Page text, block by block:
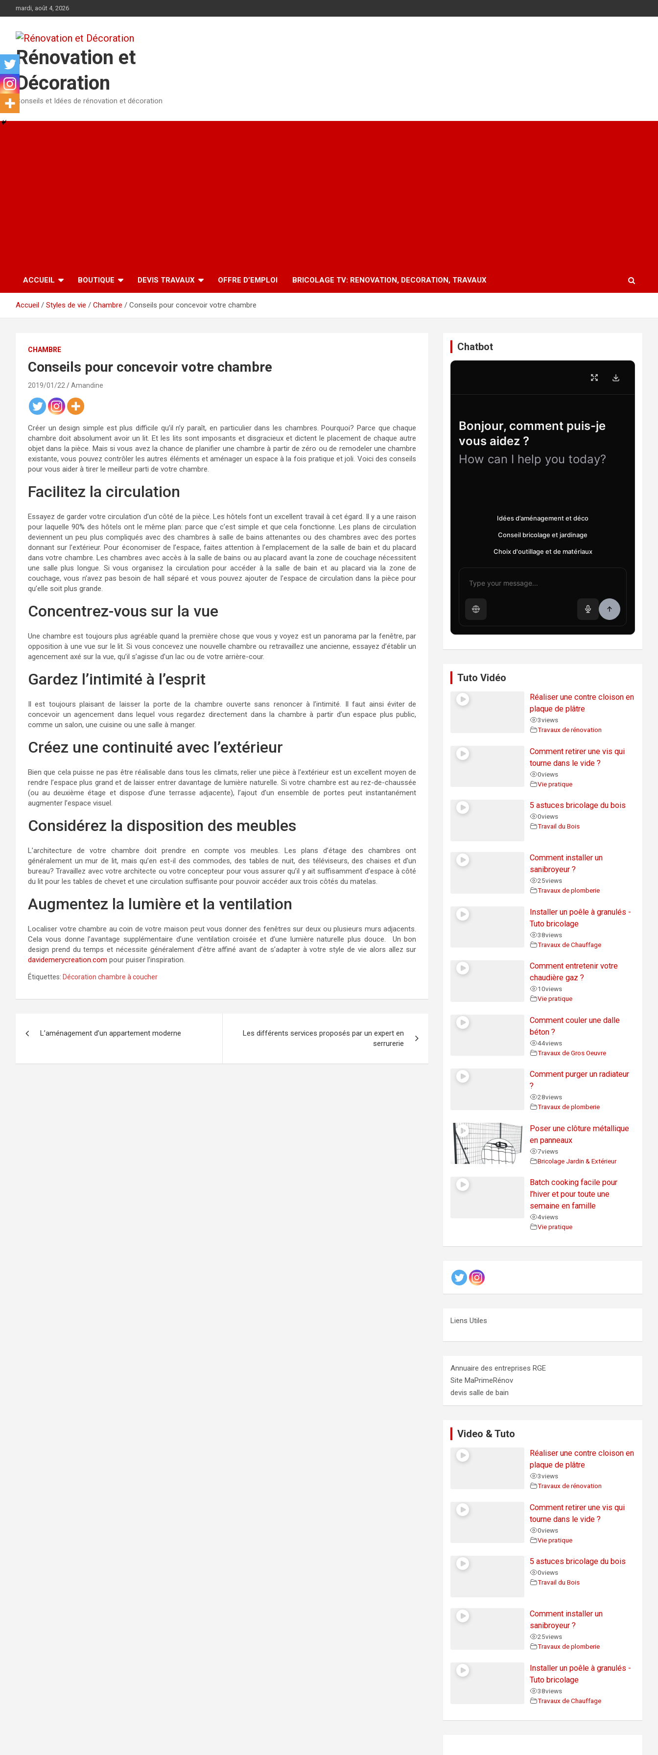
au
mardi, août 4, 2026
Rénovation et
Décoration
Conseils et Idées de rénovation et décoration
ACCUEIL BOUTIQUE DEVIS TRAVAUX OFFRE D’EMPLOI BRICOLAGE TV: RENOVATION, DECORATION, TRAVAUX
Accueil Styles de vie Chambre Conseils pour concevoir votre chambre
CHAMBRE
Conseils pour concevoir votre chambre
2019/01/22 Amandine
Créer un design simple est plus difficile qu’il n’y paraît, en particulier dans les chambres. Pourquoi? Parce que chaque
chambre doit absolument avoir un lit. Et les lits sont imposants et disgracieux et dictent le placement de chaque autre
objet dans la pièce. Mais si vous avez la chance de planifier une chambre à partir de zéro ou de remodeler une chambre
existante, vous pouvez contrôler les autres éléments et aménager un espace à la fois pratique et joli. Voici des conseils
pour vous aider à tirer le meilleur parti de votre chambre.
Facilitez la circulation
Essayez de garder votre circulation d’un côté de la pièce. Les hôtels font un excellent travail à cet égard. Il y a une raison
pour laquelle 90% des hôtels ont le même plan: parce que c’est simple et que cela fonctionne. Les plans de circulation
deviennent un peu plus compliqués avec des chambres à salle de bains attenantes ou des chambres avec des portes
donnant sur l’extérieur. Pour économiser de l’espace, faites attention à l’emplacement de la salle de bain et du placard
dans votre chambre. Les chambres avec accès à la salle de bains ou au placard avant la zone de couchage nécessitent
une salle plus longue. Si vous organisez la circulation pour accéder à la salle de bain et au placard via la zone de
couchage, vous n’avez pas besoin de hall séparé et vous pouvez ajouter de l’espace de circulation dans la pièce pour
qu’elle soit plus grande.
Concentrez-vous sur la vue
Une chambre est toujours plus agréable quand la première chose que vous y voyez est un panorama par la fenêtre, par
opposition à une vue sur le lit. Si vous concevez une nouvelle chambre ou retravaillez une ancienne, essayez d’établir un
agencement axé sur la vue, qu’il s’agisse d’un lac ou de votre arrière-cour.
Gardez l’intimité à l’esprit
Il est toujours plaisant de laisser la porte de la chambre ouverte sans renoncer à l’intimité. Il faut ainsi éviter de
concevoir un agencement dans lequel vous regardez directement dans la chambre à partir d’un espace plus public,
comme un salon, une cuisine ou une salle à manger.
Créez une continuité avec l’extérieur
Bien que cela puisse ne pas être réalisable dans tous les climats, relier une pièce à l’extérieur est un excellent moyen de
rendre l’espace plus grand et de laisser entrer davantage de lumière naturelle. Si votre chambre est au rez-de-chaussée
(ou au deuxième étage et dispose d’une terrasse adjacente), l’ajout d’un ensemble de portes peut instantanément
augmenter l’espace visuel.
Considérez la disposition des meubles
L’architecture de votre chambre doit prendre en compte vos meubles. Les plans d’étage des chambres ont
généralement un mur de lit, mais qu’en est-il des commodes, des tables de nuit, des téléviseurs, des chaises et d’un
bureau? Travaillez avec votre architecte ou votre concepteur pour vous assurer qu’il y ait suffisamment d’espace à côté
du lit pour les tables de chevet et une circulation suffisante pour pouvoir accéder aux trois côtés du matelas.
Augmentez la lumière et la ventilation
Localiser votre chambre au coin de votre maison peut vous donner des fenêtres sur deux ou plusieurs murs adjacents.
Cela vous donne l’avantage supplémentaire d’une ventilation croisée et d’une lumière naturelle plus douce. Un bon
design prend du temps et nécessite généralement d’être affiné avant de s’adapter à votre style de vie alors allez sur
davidemerycreation.com pour puiser l’inspiration.
Étiquettes: Décoration chambre à coucher
l’article
L’aménagement d’un appartement moderne
Les différents services proposés par un expert en
serrurerie
Chatbot
Bonjour, comment puis-je
vous aidez ?
How can I help you today?
Idées d’aménagement et déco
Conseil bricolage et jardinage
Choix d'outillage et de matériaux
Tuto Vidéo
Réaliser une contre cloison en
plaque de plâtre
3views
Travaux de rénovation
Comment retirer une vis qui
tourne dans le vide ?
0views
Vie pratique
5 astuces bricolage du bois
0views
Travail du Bois
Comment installer un
sanibroyeur ?
25views
Travaux de plomberie
Installer un poêle à granulés -
Tuto bricolage
38views
Travaux de Chauffage
Comment entretenir votre
chaudière gaz ?
10views
Vie pratique
Comment couler une dalle
béton ?
44views
Travaux de Gros Oeuvre
Comment purger un radiateur
?
28views
Travaux de plomberie
Poser une clôture métallique
en panneaux
7views
Bricolage Jardin & Extérieur
Batch cooking facile pour
l’hiver et pour toute une
semaine en famille
4views
Vie pratique
Liens Utiles
Annuaire des entreprises RGE
Site MaPrimeRénov
devis salle de bain
Video & Tuto
Réaliser une contre cloison en
plaque de plâtre
3views
Travaux de rénovation
Comment retirer une vis qui
tourne dans le vide ?
0views
Vie pratique
5 astuces bricolage du bois
0views
Travail du Bois
Comment installer un
sanibroyeur ?
25views
Travaux de plomberie
Installer un poêle à granulés -
Tuto bricolage
38views
Travaux de Chauffage